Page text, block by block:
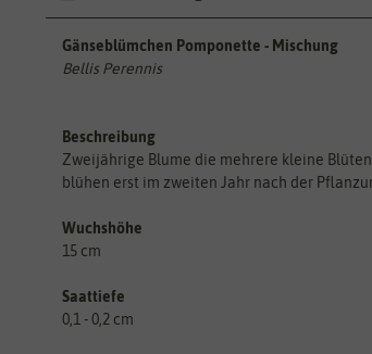
Gänseblümchen Pomponette - Mischung
Bellis Perennis
Beschreibung
Zweijährige Blume die mehrere kleine
blühen erst im zweiten Jahr nach der
Wuchshöhe
15 cm
Saattiefe
0,1 - 0,2 cm